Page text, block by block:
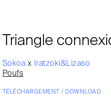
Triangle
Sokoa x
Iratzoki&Lizaso
Poufs
TÉLÉCHARGEMENT / DOWNLOAD